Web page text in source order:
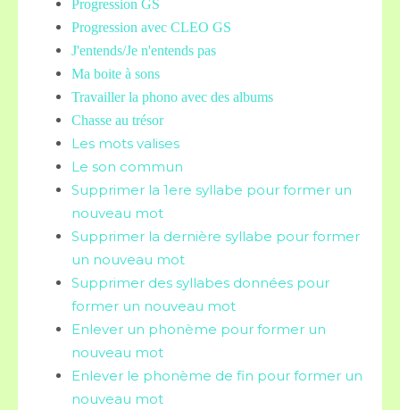
Progression GS
Progression avec CLEO GS
J'entends/Je n'entends pas
Ma boite à sons
Travailler la phono avec des albums
Chasse au trésor
Les mots valises
Le son commun
Supprimer la 1ere syllabe pour former un
nouveau mot
Supprimer la dernière syllabe pour former
un nouveau mot
Supprimer des syllabes données pour
former un nouveau mot
Enlever un phonème pour former un
nouveau mot
Enlever le phonème de fin pour former un
nouveau mot